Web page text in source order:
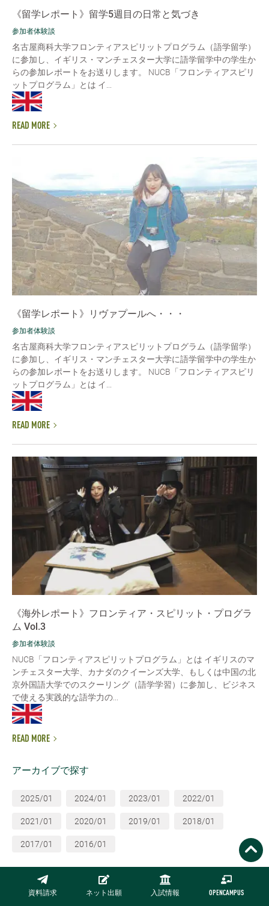
資料請求 ネット出願 入試情報 OPENCAMPUS
《留学レポート》留学5週目の日常と気づき
参加者体験談
名古屋商科大学フロンティアスピリットプログラム（語学留学）
に参加し、イギリス・マンチェスター大学に語学留学中の学生か
らの参加レポートをお送りします。 NUCB「フロンティアスピリ
ットプログラム」とは イ...
READ MORE
《留学レポート》リヴァプールへ・・・
参加者体験談
名古屋商科大学フロンティアスピリットプログラム（語学留学）
に参加し、イギリス・マンチェスター大学に語学留学中の学生か
らの参加レポートをお送りします。 NUCB「フロンティアスピリ
ットプログラム」とは イ...
READ MORE
《海外レポート》フロンティア・スピリット・プログラ
ム Vol.3
参加者体験談
NUCB「フロンティアスピリットプログラム」とは イギリスのマ
ンチェスター大学、カナダのクイーンズ大学、もしくは中国の北
京外国語大学でのスクーリング（語学学習）に参加し、ビジネス
で使える実践的な語学力の...
READ MORE
アーカイブで探す
2025/01 2024/01 2023/01 2022/01
2021/01 2020/01 2019/01 2018/01
2017/01 2016/01